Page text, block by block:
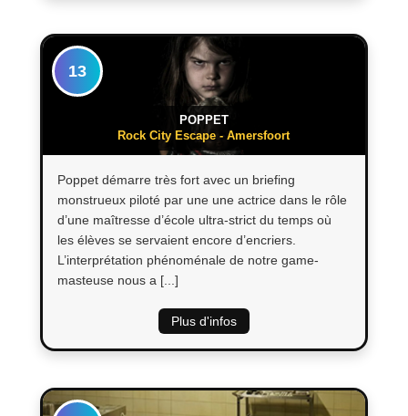
13
POPPET
Rock City Escape - Amersfoort
Poppet démarre très fort avec un briefing
monstrueux piloté par une une actrice dans le rôle
d’une maîtresse d’école ultra-strict du temps où
les élèves se servaient encore d’encriers.
L’interprétation phénoménale de notre game-
masteuse nous a [...]
Plus d'infos